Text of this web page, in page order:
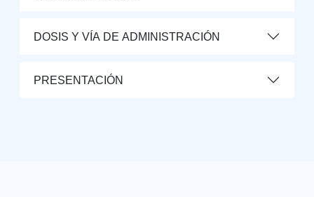
DOSIS Y VÍA DE ADMINISTRACIÓN
PRESENTACIÓN